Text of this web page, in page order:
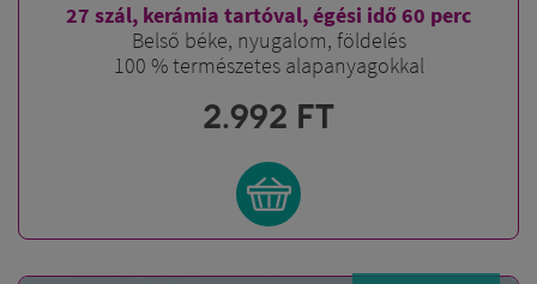
27 szál, kerámia tartóval, égési idő 60 perc
Belső béke, nyugalom, földelés
100 % természetes alapanyagokkal
2.992 FT